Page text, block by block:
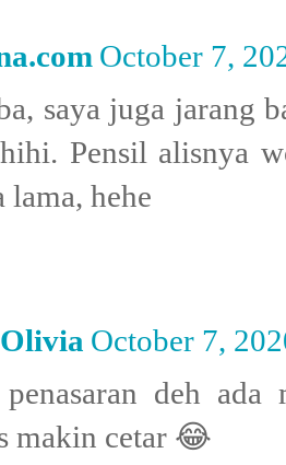
October 7,
saya juga jarang
Pensil alisnya
lama, hehe
October 7,
deh ada
makin cetar 😂